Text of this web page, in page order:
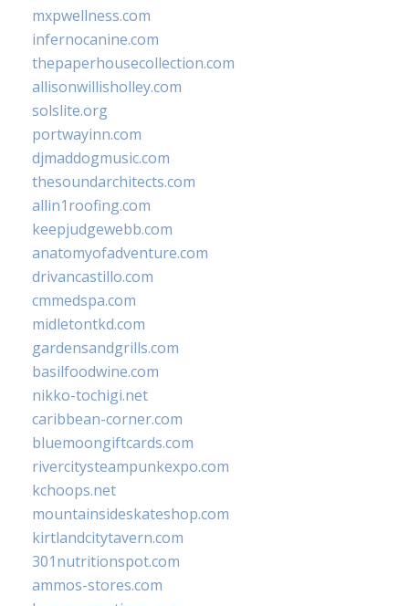
mxpwellness.com
infernocanine.com
thepaperhousecollection.com
allisonwillisholley.com
solslite.org
portwayinn.com
djmaddogmusic.com
thesoundarchitects.com
allin1roofing.com
keepjudgewebb.com
anatomyofadventure.com
drivancastillo.com
cmmedspa.com
midletontkd.com
gardensandgrills.com
basilfoodwine.com
nikko-tochigi.net
caribbean-corner.com
bluemoongiftcards.com
rivercitysteampunkexpo.com
kchoops.net
mountainsideskateshop.com
kirtlandcitytavern.com
301nutritionspot.com
ammos-stores.com